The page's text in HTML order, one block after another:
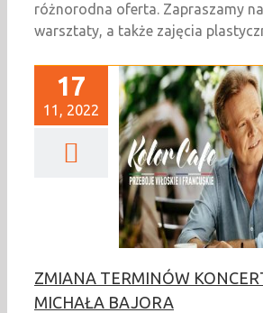
różnorodna oferta. Zapraszamy
warsztaty, a także zajęcia
17
11, 2022
ZMIANA TERMINÓW
MICHAŁA BAJORA